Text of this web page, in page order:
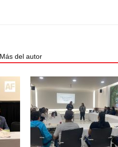
Más del autor